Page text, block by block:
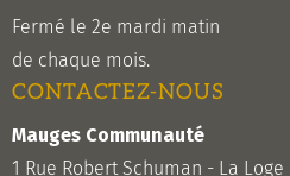
Fermé le 2e mardi matin
de chaque mois.
CONTACTEZ-NOUS
Mauges Communauté
1 Rue Robert Schuman - La Loge